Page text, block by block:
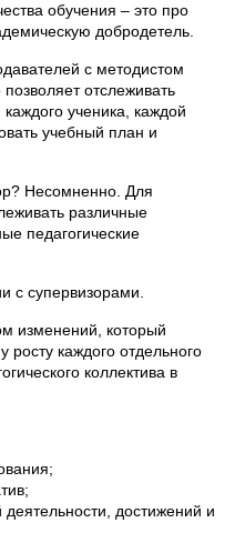
обучения – это про
добродетель.
с методистом
отслеживать
ученика, каждой
учебный план и
Несомненно. Для
различные
педагогические
с супервизорами.
изменений, который
росту каждого отдельного
коллектива в
деятельности, достижений и